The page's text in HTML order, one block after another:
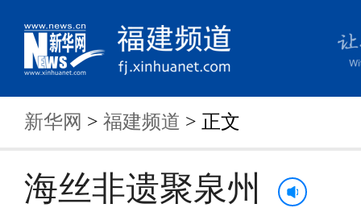
新华网 > 福建频道 > 正文
海丝非遗聚泉州